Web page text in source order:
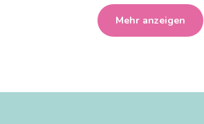
Mehr anzeigen